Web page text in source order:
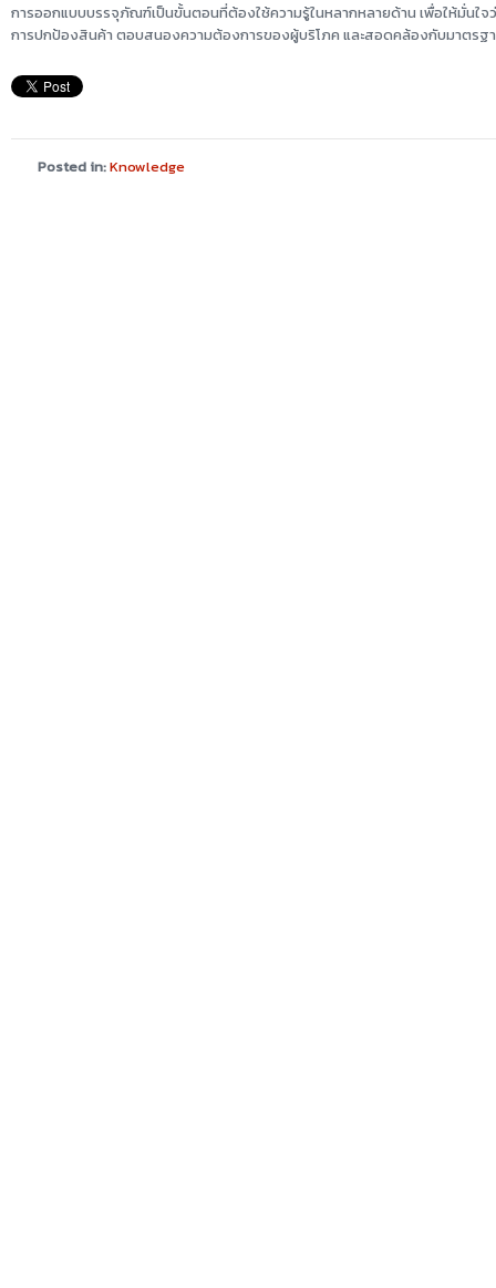
การออกแบบบรรจุภัณฑ์เป็นขั้นตอนที่ต้องใช้ความรู้ในหลากหลายด้าน เพื่อให้มั่นใ
การปกป้องสินค้า ตอบสนองความต้องการของผู้บริโภค และสอดคล้องกับมาตรฐ
Posted in:Knowledge